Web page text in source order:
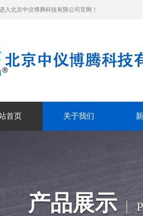
入北京中仪博腾科技有限公司官网！
首页 关于我们
产品展示